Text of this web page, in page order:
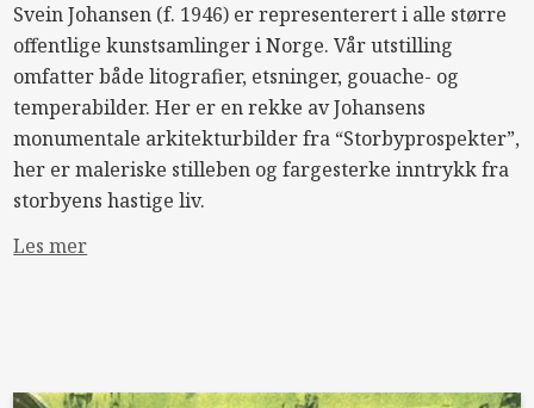
Svein Johansen (f. 1946) er representerert i alle større
offentlige kunstsamlinger i Norge. Vår utstilling
omfatter både litografier, etsninger, gouache- og
temperabilder. Her er en rekke av Johansens
monumentale arkitekturbilder fra “Storbyprospekter”,
her er maleriske stilleben og fargesterke inntrykk fra
storbyens hastige liv.
Les mer